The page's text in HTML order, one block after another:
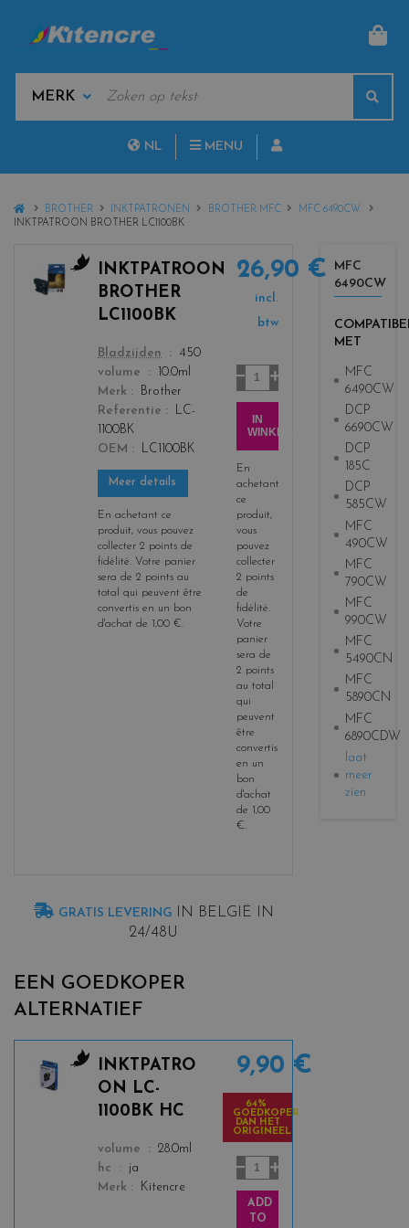
MANUFACTURERS
NL MENU
HOMEBROTHER INKTPATRONEN BROTHER MFC
MFC 6490CW
INKTPATROON BROTHER LC1100BK
INKTPATROON
BROTHER
LC1100BK
color
Bladzijden
450
volume
10.0ml
Merk
Brother
Referentie
LC-
1100BK
OEM
LC1100BK
Meer details
En achetant ce
produit, vous pouvez
collecter 2 points de
fidélité. Votre panier
sera de 2 points au
total qui peuvent être
convertis en un bon
d'achat de 1,00 €.
26,90 €
incl.
btw
Aantal
IN
WINKELWAGEN
En
achetant
ce
produit,
vous
pouvez
collecter
2 points
de
fidélité.
Votre
panier
sera de
2 points
au total
qui
peuvent
être
convertis
en un
bon
d'achat
de 1,00
€.
GRATIS LEVERING IN BELGIË IN
24/48U
EEN GOEDKOPER
ALTERNATIEF
INKTPATRO
ON LC-
1100BK HC
color
volume
28.0ml
hc
ja
Merk
Kitencre
9,90 €
64%
GOEDKOPER
DAN HET
ORIGINEEL
ADD
TO
MFC
6490CW
MET
MFC
6490CW
DCP
6690CW
DCP
185C
DCP
585CW
MFC
490CW
MFC
790CW
MFC
990CW
MFC
5490CN
MFC
5890CN
MFC
6890CDW
laat
meer
zien